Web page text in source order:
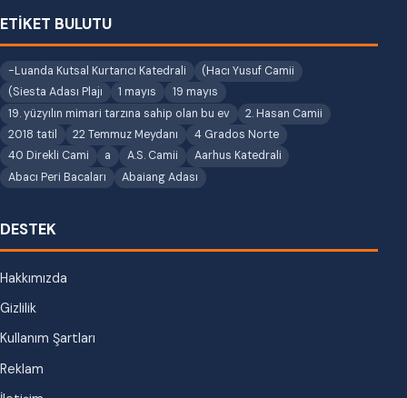
ETİKET BULUTU
-Luanda Kutsal Kurtarıcı Katedrali
(Hacı Yusuf Camii
(Siesta Adası Plajı
1 mayıs
19 mayıs
19. yüzyılın mimari tarzına sahip olan bu ev
2. Hasan Camii
2018 tatil
22 Temmuz Meydanı
4 Grados Norte
40 Direkli Cami
a A.S. Camii
Aarhus Katedrali
Abacı Peri Bacaları
Abaiang Adası
DESTEK
Hakkımızda
Gizlilik
Kullanım Şartları
Reklam